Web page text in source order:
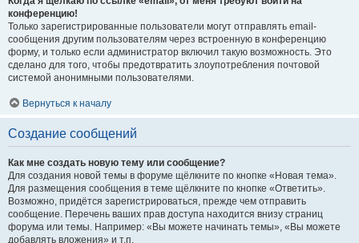
конференцию!
Только зарегистрированные пользователи могут отправлять email-
сообщения другим пользователям через встроенную в конференцию
форму, и только если администратор включил такую возможность. Это
сделано для того, чтобы предотвратить злоупотребления почтовой
системой анонимными пользователями.
Вернуться к началу
Создание сообщений
Как мне создать новую тему или сообщение?
Для создания новой темы в форуме щёлкните по кнопке «Новая тема».
Для размещения сообщения в теме щёлкните по кнопке «Ответить».
Возможно, придётся зарегистрироваться, прежде чем отправить
сообщение. Перечень ваших прав доступа находится внизу страниц
форума или темы. Например: «Вы можете начинать темы», «Вы можете
добавлять вложения» и т.п.